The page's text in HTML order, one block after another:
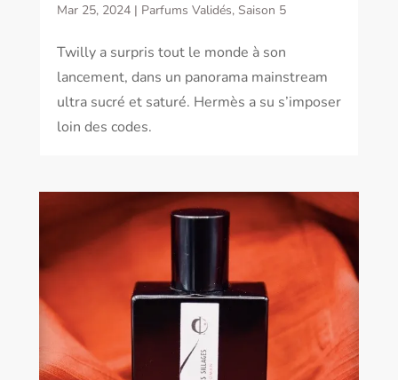
Mar 25, 2024| Parfums Validés, Saison 5
Twilly a surpris tout le monde à son
lancement, dans un panorama mainstream
ultra sucré et saturé. Hermès a su s’imposer
loin des codes.